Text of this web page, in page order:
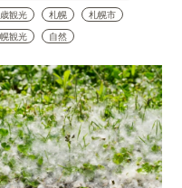
観光
札幌
札幌市
観光
自然